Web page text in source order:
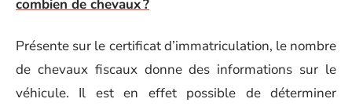
combien de chevaux ?
Présente sur le certificat d’immatriculation, le nombre
de chevaux fiscaux donne des informations sur le
véhicule. Il est en effet possible de déterminer